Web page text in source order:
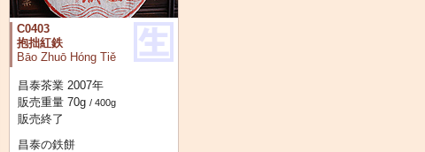
C0403
抱拙紅鉄
Bāo Zhuō Hóng Tiě
昌泰茶業 2007年
販売重量 70g / 400g
販売終了
昌泰の鉄餅